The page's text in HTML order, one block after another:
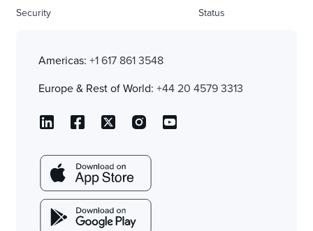
Security Status
Americas: +1 617 861 3548
Europe & Rest of World: +44 20 4579 3313